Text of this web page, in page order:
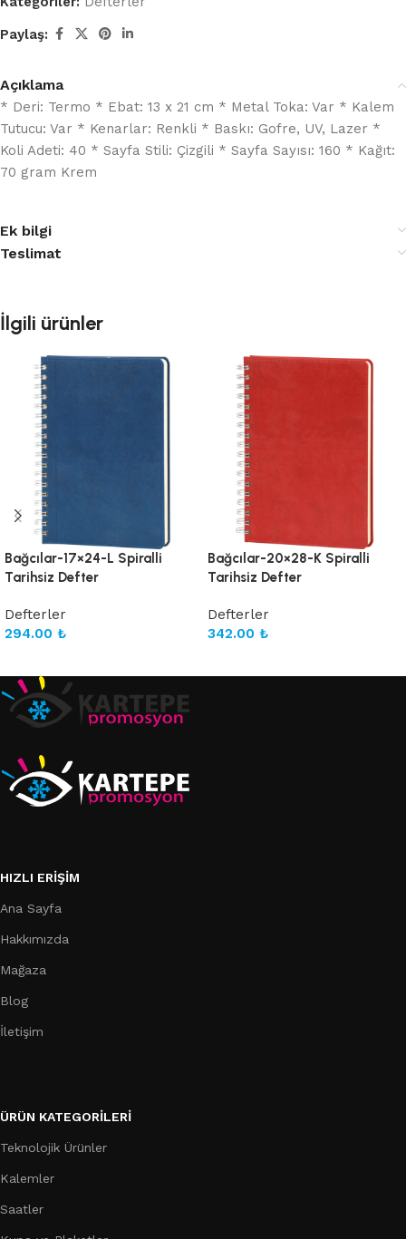
Paylaş:
Açıklama
* Deri: Termo * Ebat: 13 x 21 cm * Metal Toka: Var * Kalem
Tutucu: Var * Kenarlar: Renkli * Baskı: Gofre, UV, Lazer *
Koli Adeti: 40 * Sayfa Stili: Çizgili * Sayfa Sayısı: 160 * Kağıt:
70 gram Krem
Ek bilgi
Teslimat
İlgili ürünler
Bağcılar-17×24-L Spiralli
Tarihsiz Defter
Defterler
294.00 ₺
Bağcılar-20×28-K Spiralli
Tarihsiz Defter
Defterler
342.00 ₺
HIZLI ERIŞIM
Ana Sayfa
Hakkımızda
Mağaza
Blog
İletişim
ÜRÜN KATEGORILERI
Teknolojik Ürünler
Kalemler
Saatler